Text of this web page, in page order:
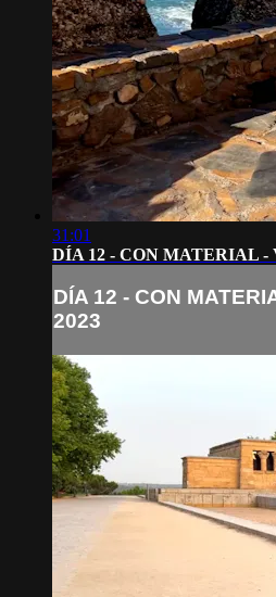
31:01
DÍA 12 - CON MATERIAL -
DÍA 12 - CON
2023